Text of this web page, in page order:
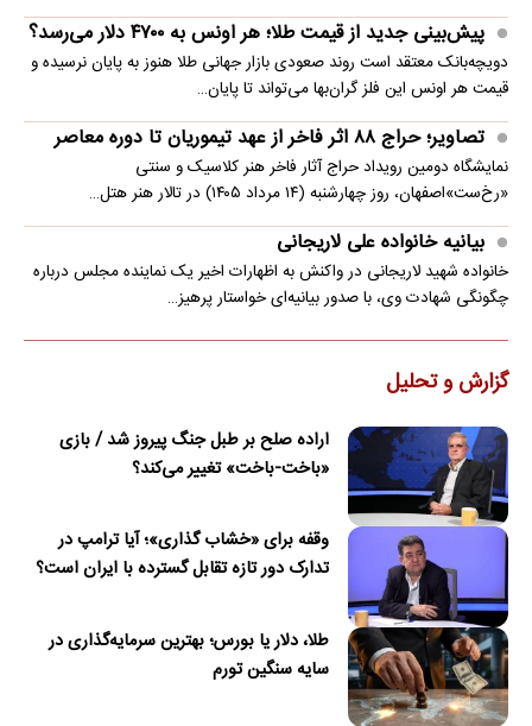
پیش‌بینی جدید از قیمت طلا؛ هر اونس به ۴۷۰۰ دلار می‌رسد؟
دویچه‌بانک معتقد است روند صعودی بازار جهانی طلا هنوز به پایان نرسیده و
قیمت هر اونس این فلز گران‌بها می‌تواند تا پایان…
تصاویر؛ حراج ۸۸ اثر فاخر از عهد تیموریان تا دوره معاصر
نمایشگاه دومین رویداد حراج آثار فاخر هنر کلاسیک و سنتی
«رخ‌ست»اصفهان، روز چهارشنبه (۱۴ مرداد ۱۴۰۵) در تالار هنر هتل…
بیانیه خانواده علی لاریجانی
خانواده شهید لاریجانی در واکنش به اظهارات اخیر یک نماینده مجلس درباره
چگونگی شهادت وی، با صدور بیانیه‌ای خواستار پرهیز…
گزارش و تحلیل
اراده صلح بر طبل جنگ پیروز شد / بازی
«باخت-باخت» تغییر می‌کند؟
وقفه برای «خشاب گذاری»؛ آیا ترامپ در
تدارک دور تازه تقابل گسترده با ایران است؟
طلا، دلار یا بورس؛ بهترین سرمایه‌گذاری در
سایه سنگین تورم